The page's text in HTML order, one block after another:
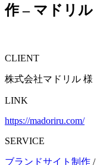
作 – マドリル
CLIENT
株式会社マドリル 様
LINK
https://madoriru.com/
SERVICE
ブランドサイト制作 /